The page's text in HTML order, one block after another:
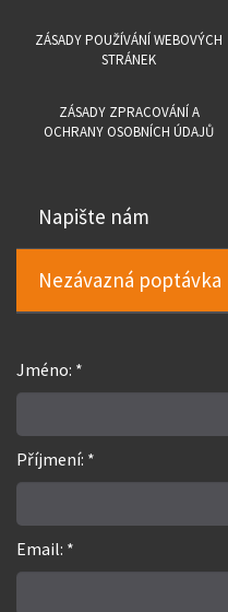
ZÁSADY POUŽÍVÁNÍ WEBOVÝCH
STRÁNEK
ZÁSADY ZPRACOVÁNÍ A
OCHRANY OSOBNÍCH ÚDAJŮ
Napište nám
Nezávazná poptávka
Jméno: *
Příjmení: *
Email: *